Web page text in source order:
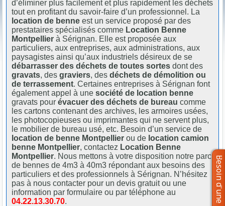
d’éliminer plus facilement et plus rapidement les déchets
tout en profitant du savoir-faire d’un professionnel. La
location de benne est un service proposé par des
prestataires spécialisés comme Location Benne
Montpellier à Sérignan. Elle est proposée aux
particuliers, aux entreprises, aux administrations, aux
paysagistes ainsi qu’aux industriels désireux de se
débarrasser des déchets de toutes sortes dont des
gravats, desgraviers, desdéchets de démolition ou
de terrassement. Certaines entreprises à Sérignan font
également appel à unesociété de location benne
gravats pourévacuer des déchets de bureau comme
les cartons contenant des archives, les armoires usées,
les photocopieuses ou imprimantes qui ne servent plus,
le mobilier de bureau usé, etc. Besoin d’un service de
location de benne Montpellier ou de location camion
benne Montpellier, contactez Location Benne
Montpellier. Nous mettons à votre disposition notre parc
de bennes de 4m3 à 40m3 répondant aux besoins des
particuliers et des professionnels à Sérignan. N’hésitez
pas à nous contacter pour un devis gratuit ou une
information par formulaire ou par téléphone au
04.22.13.30.70.